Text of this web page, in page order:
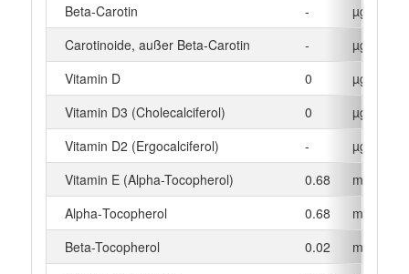
Beta‑Carotin
-
µg
Carotinoide, außer Beta-Carotin
-
µg
Vitamin D
0
µg
Vitamin D3 (Cholecalciferol)
0
µg
Vitamin D2 (Ergocalciferol)
-
µg
Vitamin E (Alpha-Tocopherol)
0.68
mg
Alpha‑Tocopherol
0.68
mg
Beta-Tocopherol
0.02
mg